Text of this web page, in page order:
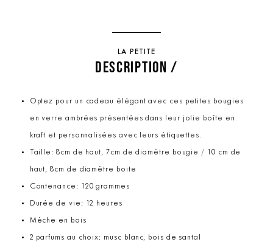
LA PETITE
DESCRIPTION /
Optez pour un cadeau élégant avec ces petites bougies
en verre ambrées présentées dans leur jolie boîte en
kraft et personnalisées avec leurs étiquettes.
Taille: 8cm de haut, 7cm de diamètre bougie / 10 cm de
haut, 8cm de diamètre boite
Contenance: 120 grammes
Durée de vie: 12 heures
Mèche en bois
2 parfums au choix: musc blanc, bois de santal